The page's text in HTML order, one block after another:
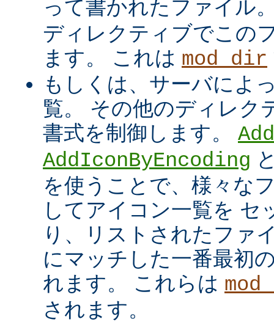
って書かれたファイル
ディレクティブでこの
ます。 これは mod_dir
もしくは、サーバによ
覧。 その他のディレク
書式を制御します。
AddIconByEncoding
を使うことで、様々な
してアイコン一覧を セ
り、リストされたファ
にマッチした一番最初
れます。 これらは
されます。